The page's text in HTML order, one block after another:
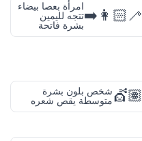
👩🏻‍🦯‍➡️
امرأة بعصا بيضاء
تتجه لليمين
بشرة فاتحة
💇🏽شخص بلون بشرة
متوسطة يقص شعره